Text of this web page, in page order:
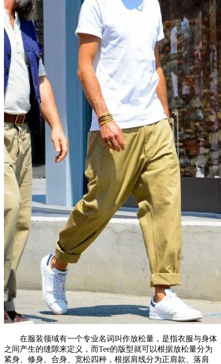
在服装领域有一个专业名词叫作放松量，是指衣服与身体
之间产生的缝隙来定义，而Tee的版型就可以根据放松量分为
紧身、修身、合身、宽松四种，根据肩线分为正肩款、落肩